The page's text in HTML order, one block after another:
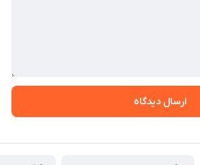
ارسال دیدگاه